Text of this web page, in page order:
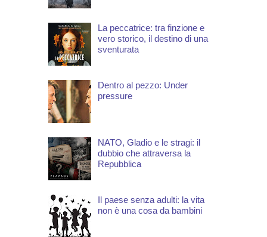
La peccatrice: tra finzione e
vero storico, il destino di una
sventurata
Dentro al pezzo: Under
pressure
NATO, Gladio e le stragi: il
dubbio che attraversa la
Repubblica
Il paese senza adulti: la vita
non è una cosa da bambini